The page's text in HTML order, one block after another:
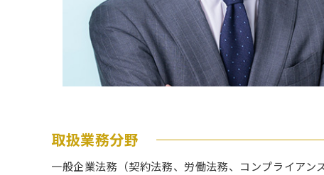
取扱業務分野
一般企業法務（契約法務、労働法務、コンプライア